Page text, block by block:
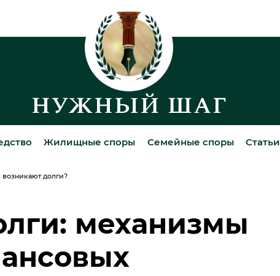
Жилищные споры Семейные споры Статьи
возникают долги?
механизмы